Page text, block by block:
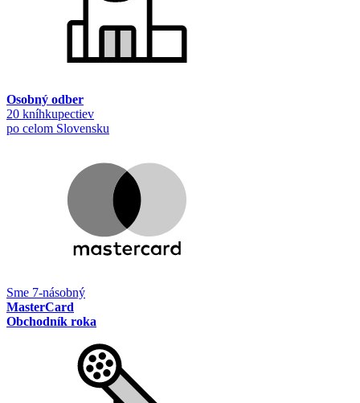
Osobný odber
20 kníhkupectiev
po celom Slovensku
Sme 7-násobný
MasterCard
Obchodník roka